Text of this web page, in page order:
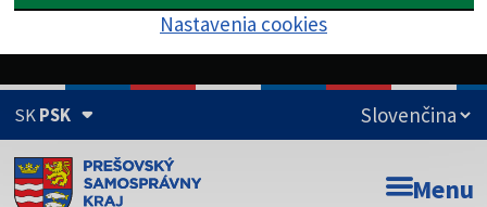
Nastavenia cookies
SKPSK
Doména psk.sk je oficiálna Menu